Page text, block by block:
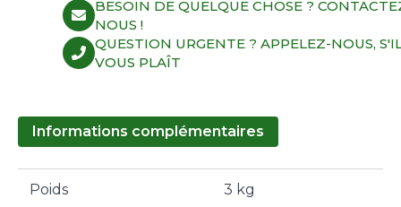
BESOIN DE QUELQUE CHOSE ?
NOUS !
QUESTION URGENTE ? APPELEZ-NOUS,
VOUS PLAÎT
Informations complémentaires
Poids 3 kg